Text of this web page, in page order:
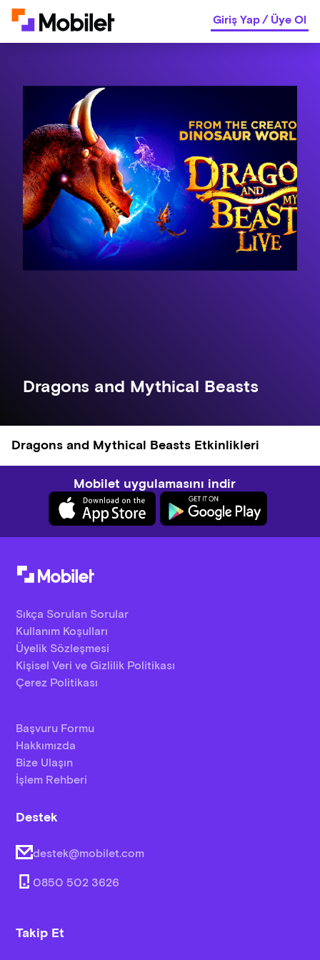
Giriş Yap/Üye Ol
Dragons and Mythical Beasts
Dragons and Mythical Beasts Etkinlikleri
Mobilet uygulamasını indir
Sıkça Sorulan Sorular
Kullanım Koşulları
Üyelik Sözleşmesi
Kişisel Veri ve Gizlilik Politikası
Çerez Politikası
Başvuru Formu
Hakkımızda
Bize Ulaşın
İşlem Rehberi
Destek
destek@mobilet.com
0850 502 3626
Takip Et